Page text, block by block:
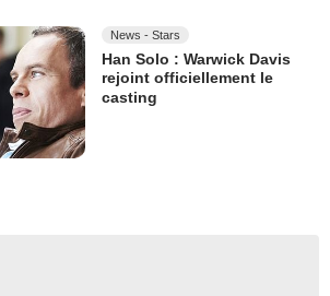
News - Stars
Han Solo : Warwick Davis
rejoint officiellement le
casting